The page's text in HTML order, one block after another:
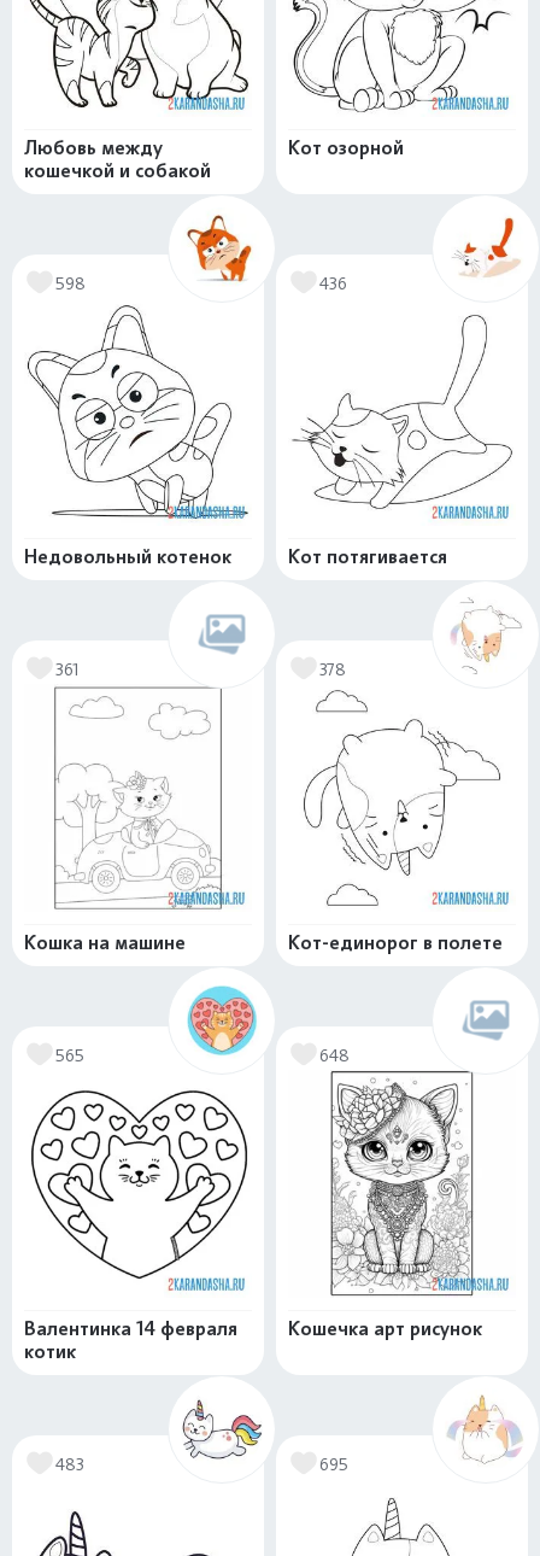
Любовь между
кошечкой и собакой
Кот озорной
598
Недовольный котенок
436
Кот потягивается
361
Кошка на машине
378
Кот-единорог в полете
565
Валентинка 14 февраля
котик
648
Кошечка арт рисунок
483 695